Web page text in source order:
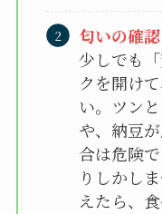
匂いの確認
少しでも
クを開け
い。ツン
や、納豆
合は危険
りしかし
えたら、